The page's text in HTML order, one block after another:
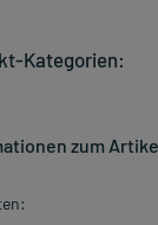
zum
Kategorien: